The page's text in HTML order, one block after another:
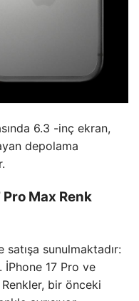
6.3 -inç ekran,
depolama
Pro Max Renk
sunulmaktadır:
17 Pro ve
bir önceki